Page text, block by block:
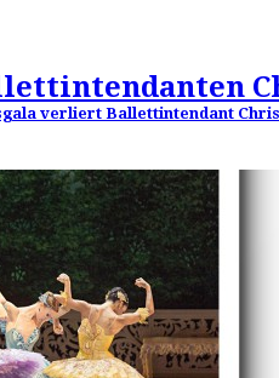
verliert Ballettintendant